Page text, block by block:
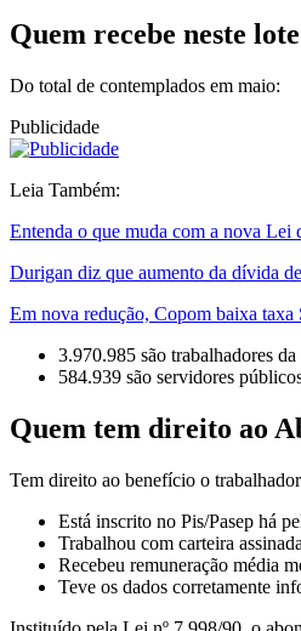
Quem recebe neste lote
Do total de contemplados em maio:
Publicidade
Leia Também:
Entenda o que muda com a nova Lei
Durigan diz que aumento da dívida
Em nova redução, Copom baixa taxa
3.970.985 são trabalhadores
584.939 são servidores
Quem tem direito ao
Tem direito ao benefício o
Está inscrito no Pis/Pasep há
Trabalhou com carteira
Recebeu remuneração média
Teve os dados corretamente